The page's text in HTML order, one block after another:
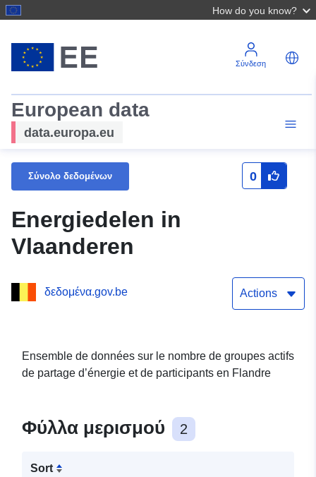
How do you know?
Σύνδεση
European data
data.europa.eu
Σύνολο δεδομένων 0
Energiedelen in
Vlaanderen
δεδομένα.gov.be Actions
Ensemble de données sur le nombre de groupes actifs
de partage d’énergie et de participants en Flandre
Φύλλα μερισμού 2
Sort